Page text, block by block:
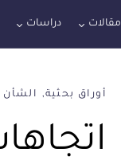
مقالات دراسات
أوراق بحثية الشأن